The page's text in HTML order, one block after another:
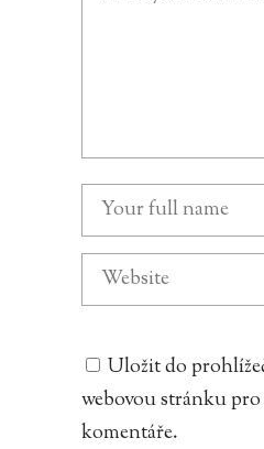
Uložit do
webovou stránku
komentáře.